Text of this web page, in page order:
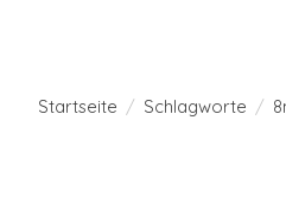
Startseite / Schlagworte /